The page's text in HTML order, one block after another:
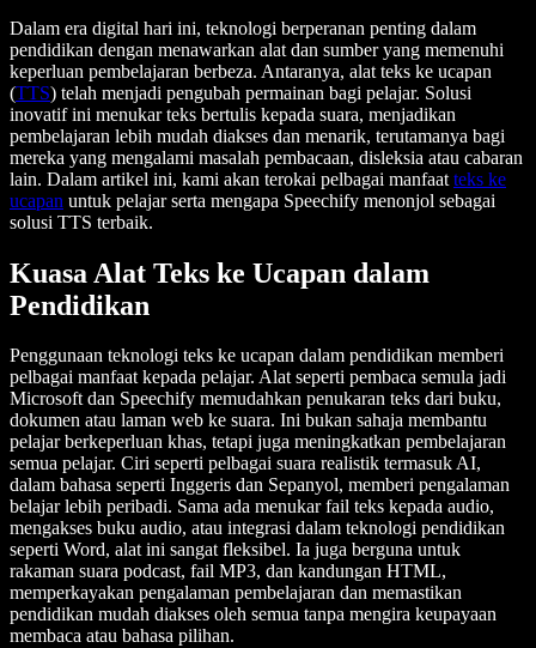
Dalam era digital hari ini, teknologi berperanan penting dalam
pendidikan dengan menawarkan alat dan sumber yang memenuhi
keperluan pembelajaran berbeza. Antaranya, alat teks ke ucapan
(TTS) telah menjadi pengubah permainan bagi pelajar. Solusi
inovatif ini menukar teks bertulis kepada suara, menjadikan
pembelajaran lebih mudah diakses dan menarik, terutamanya bagi
mereka yang mengalami masalah pembacaan, disleksia atau cabaran
lain. Dalam artikel ini, kami akan terokai pelbagai manfaat teks ke
ucapan untuk pelajar serta mengapa Speechify menonjol sebagai
solusi TTS terbaik.
Kuasa Alat Teks ke Ucapan dalam
Pendidikan
Penggunaan teknologi teks ke ucapan dalam pendidikan memberi
pelbagai manfaat kepada pelajar. Alat seperti pembaca semula jadi
Microsoft dan Speechify memudahkan penukaran teks dari buku,
dokumen atau laman web ke suara. Ini bukan sahaja membantu
pelajar berkeperluan khas, tetapi juga meningkatkan pembelajaran
semua pelajar. Ciri seperti pelbagai suara realistik termasuk AI,
dalam bahasa seperti Inggeris dan Sepanyol, memberi pengalaman
belajar lebih peribadi. Sama ada menukar fail teks kepada audio,
mengakses buku audio, atau integrasi dalam teknologi pendidikan
seperti Word, alat ini sangat fleksibel. Ia juga berguna untuk
rakaman suara podcast, fail MP3, dan kandungan HTML,
memperkayakan pengalaman pembelajaran dan memastikan
pendidikan mudah diakses oleh semua tanpa mengira keupayaan
membaca atau bahasa pilihan.